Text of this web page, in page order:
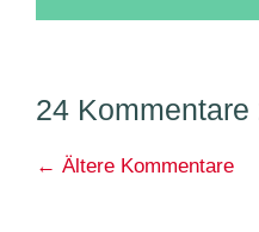
24 Kommentare
← Ältere Kommentare